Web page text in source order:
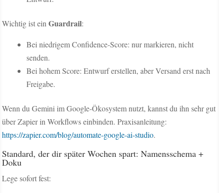
Wichtig ist einGuardrail:
Bei niedrigem Confidence-Score: nur markieren, nicht
senden.
Bei hohem Score: Entwurf erstellen, aber Versand erst nach
Freigabe.
Wenn du Gemini im Google-Ökosystem nutzt, kannst du ihn sehr gut
über Zapier in Workflows einbinden. Praxisanleitung:
https://zapier.com/blog/automate-google-ai-studio.
Standard, der dir später Wochen spart: Namensschema +
Doku
Lege sofort fest: